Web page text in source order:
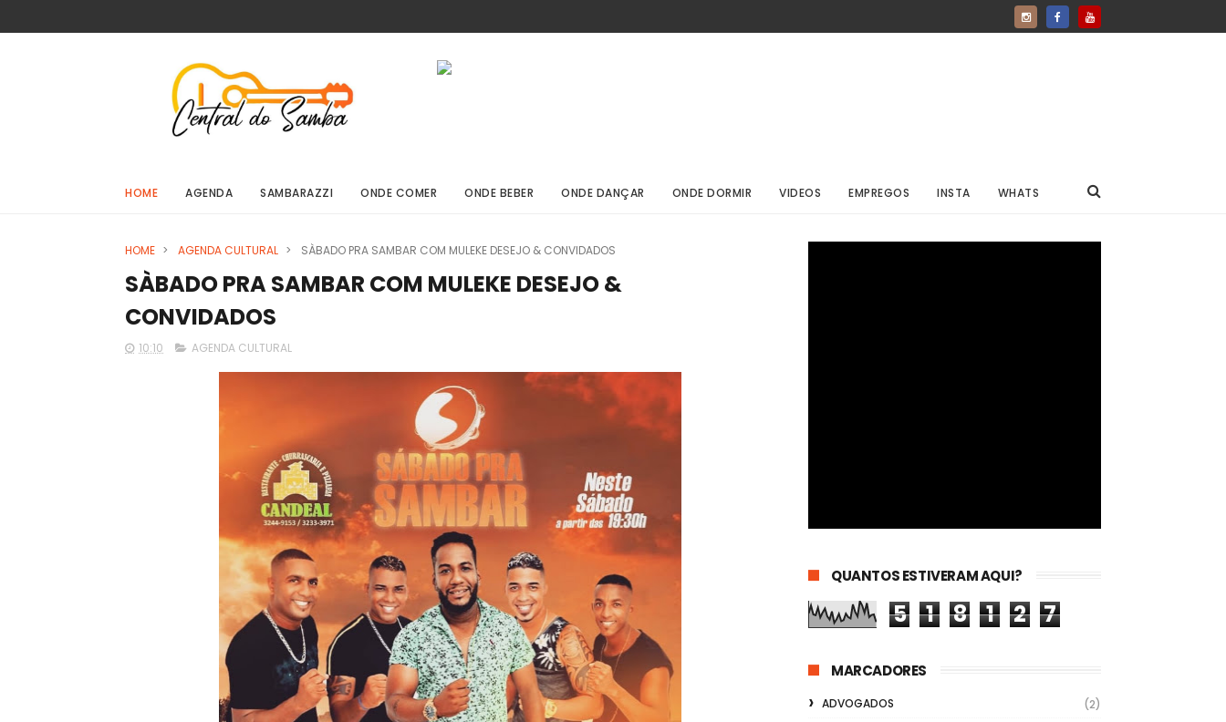
HOME AGENDA SAMBARAZZI ONDE COMER ONDE BEBER ONDE DANÇAR ONDE DORMIR VIDEOS EMPREGOS INSTA WHATS
HOME > AGENDA CULTURAL > SÀBADO PRA SAMBAR COM MULEKE DESEJO & CONVIDADOS
SÀBADO PRA SAMBAR COM MULEKE DESEJO &
CONVIDADOS
10:10 AGENDA CULTURAL
QUANTOS ESTIVERAM AQUI?
5 1 8 1 2 7
MARCADORES
ADVOGADOS
(2)